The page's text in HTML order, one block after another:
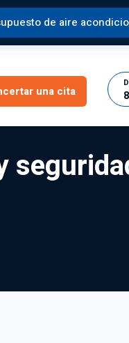
de aire
una cita